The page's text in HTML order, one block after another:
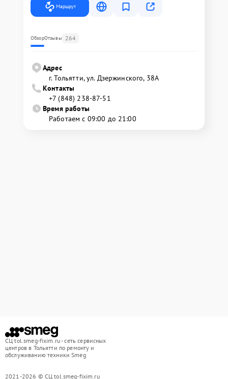
Маршрут
ОбзорОтзывы 264
Адрес
г. Тольятти, ул. Дзержинского, 38А
Контакты
+7 (848) 238-87-51
Время работы
Работаем с 09:00 до 21:00
СЦ tol.smeg-fixim.ru - сеть сервисных
центров в Тольятти по ремонту и
обслуживанию техники Smeg
2021-2026 © СЦ tol.smeg-fixim.ru